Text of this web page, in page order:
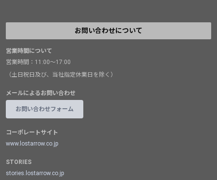
お問い合わせについて
営業時間について
営業時間：11:00～17:00
（土日祝日及び、当社指定休業日を除く）
メールによるお問い合わせ
お問い合わせフォーム
コーポレートサイト
www.lostarrow.co.jp
STORIES
stories.lostarrow.co.jp